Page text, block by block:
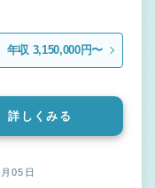
年収 3,150,000円〜
詳しくみる
05日